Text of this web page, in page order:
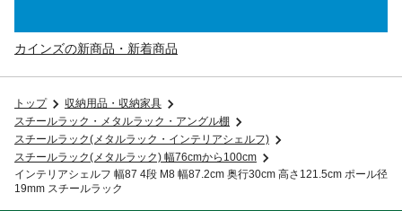
カインズの新商品・新着商品
トップ
収納用品・収納家具
スチールラック・メタルラック・アングル棚
スチールラック(メタルラック・インテリアシェルフ)
スチールラック(メタルラック) 幅76cmから100cm
インテリアシェルフ 幅87 4段 M8 幅87.2cm 奥行30cm 高さ121.5cm ポール径
19mm スチールラック